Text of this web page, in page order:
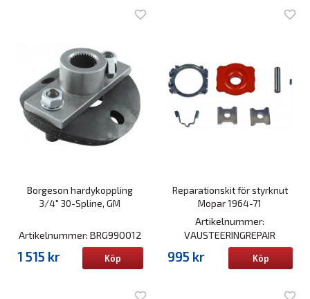
Borgeson hardykoppling
3/4" 30-Spline, GM
Artikelnummer: BRG990012
1 515 kr Köp
Reparationskit för styrknut
Mopar 1964-71
Artikelnummer:
VAUSTEERINGREPAIR
995 kr Köp